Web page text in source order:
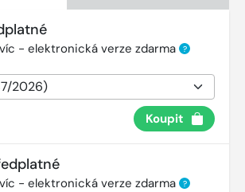
- elektronická verze zdarma ?
Koupit
- elektronická verze zdarma ?